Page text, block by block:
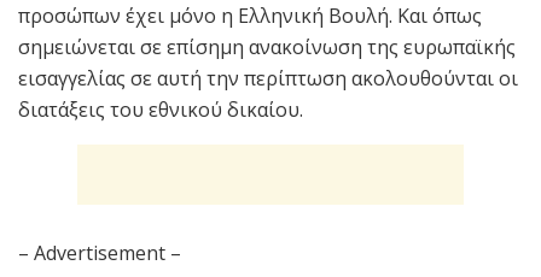
προσώπων έχει μόνο η Ελληνική Βουλή. Και όπως
σημειώνεται σε επίσημη ανακοίνωση της ευρωπαϊκής
εισαγγελίας σε αυτή την περίπτωση ακολουθούνται οι
διατάξεις του εθνικού δικαίου.
– Advertisement –